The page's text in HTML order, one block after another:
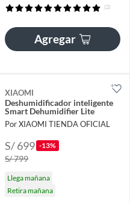
(2)
Agregar
XIAOMI
Deshumidificador inteligente
Smart Dehumidifier Lite
Por XIAOMI TIENDA OFICIAL
S/ 699 -13%
S/ 799
Llega mañana
Retira mañana